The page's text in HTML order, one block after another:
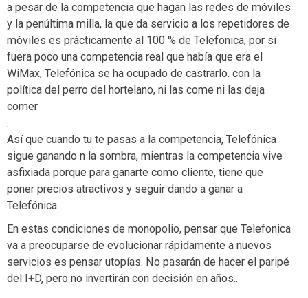
a pesar de la competencia que hagan las redes de móviles
y la penúltima milla, la que da servicio a los repetidores de
móviles es prácticamente al 100 % de Telefonica, por si
fuera poco una competencia real que había que era el
WiMax, Telefónica se ha ocupado de castrarlo. con la
política del perro del hortelano, ni las come ni las deja
comer
.
Así que cuando tu te pasas a la competencia, Telefónica
sigue ganando n la sombra, mientras la competencia vive
asfixiada porque para ganarte como cliente, tiene que
poner precios atractivos y seguir dando a ganar a
Telefónica. .
En estas condiciones de monopolio, pensar que Telefonica
va a preocuparse de evolucionar rápidamente a nuevos
servicios es pensar utopías. No pasarán de hacer el paripé
del I+D, pero no invertirán con decisión en años..